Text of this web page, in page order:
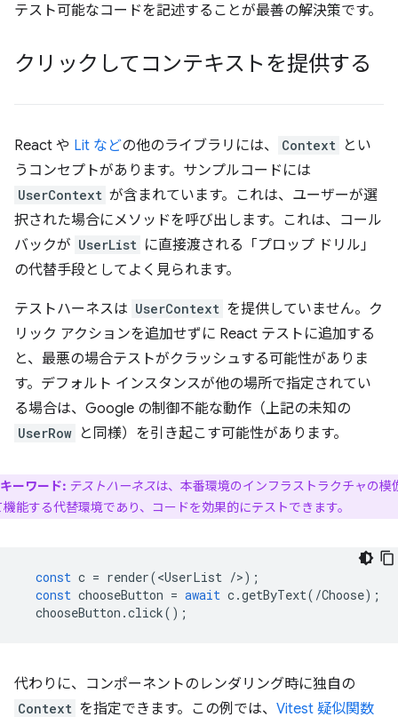
テスト可能なコードを記述することが最善の解決策です。
クリックしてコンテキストを提供する
React や Lit などの他のライブラリには、 Context
とい
うコンセプトがあります。サンプルコードには
UserContext が含まれています。これは、ユーザーが選
択された場合にメソッドを呼び出します。これは、コール
バックが UserList に直接渡される「プロップ ドリル」
の代替手段としてよく見られます。
テストハーネスは UserContext を提供していません。ク
リック アクションを追加せずに React テストに追加する
と、最悪の場合テストがクラッシュする可能性がありま
す。デフォルト インスタンスが他の場所で指定されてい
る場合は、Google の制御不能な動作（上記の未知の
UserRow と同様）を引き起こす可能性があります。
キーワード: テストハーネスは、本番環境のインフラストラクチャの模
能する代替環境であり、コードを効果的にテストできます。
const c = render(<UserList />);
const chooseButton = await c.getByText( /Choose);
chooseButton .click();
代わりに、コンポーネントのレンダリング時に独自の
Context を指定できます。この例では、 Vitest 疑似関数